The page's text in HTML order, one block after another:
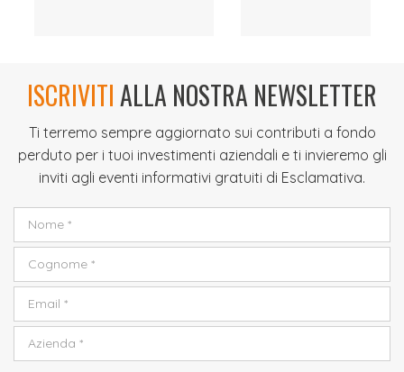
ISCRIVITIALLA NOSTRA NEWSLETTER
Ti terremo sempre aggiornato sui contributi a fondo
perduto per i tuoi investimenti aziendali e ti invieremo gli
inviti agli eventi informativi gratuiti di Esclamativa.